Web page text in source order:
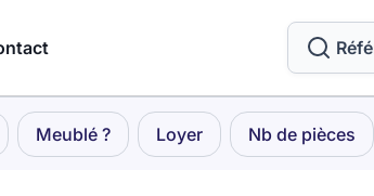
Meublé ? Loyer Nb de pièces